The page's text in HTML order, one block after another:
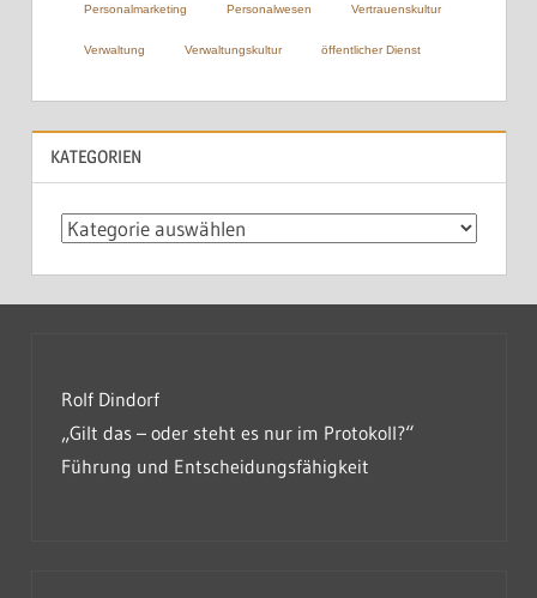
Personalmarketing Personalwesen Vertrauenskultur
Verwaltung Verwaltungskultur öffentlicher Dienst
KATEGORIEN
Kategorien
Rolf Dindorf
„Gilt das – oder steht es nur im Protokoll?“
Führung und Entscheidungsfähigkeit